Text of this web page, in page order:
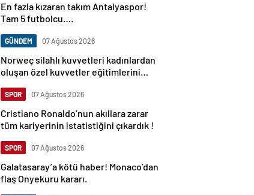
En fazla kızaran takım Antalyaspor!
Tam 5 futbolcu….
GÜNDEM 07 Ağustos 2026
Norweç silahlı kuvvetleri kadınlardan
oluşan özel kuvvetler eğitimlerini
SPOR 07 Ağustos 2026
Cristiano Ronaldo’nun akıllara zarar
tüm kariyerinin istatistiğini çıkardık !
SPOR 07 Ağustos 2026
Galatasaray’a kötü haber! Monaco’dan
flaş Onyekuru kararı.